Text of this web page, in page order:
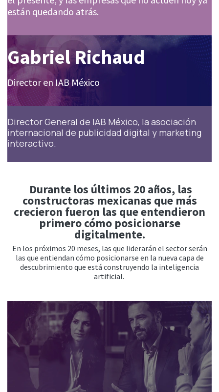
están quedando atrás.
Gabriel Richaud
Director en IAB México
Director General de IAB México, la asociación
internacional de publicidad digital y marketing
interactivo.
Durante los últimos 20 años, las
constructoras mexicanas que más
crecieron fueron las que entendieron
primero cómo posicionarse
digitalmente.
En los próximos 20 meses, las que liderarán el sector serán
las que entiendan cómo posicionarse en la nueva capa de
descubrimiento que está construyendo la inteligencia
artificial.